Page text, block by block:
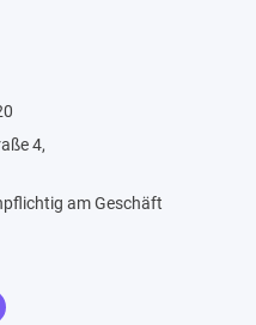
4,
am Geschäft